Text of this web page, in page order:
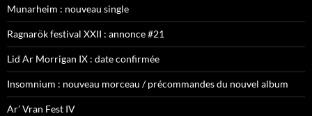
Munarheim : nouveau single
Ragnarök festival XXII : annonce #21
Lid Ar Morrigan IX : date confirmée
Insomnium : nouveau morceau / précommandes du nouvel album
Ar’ Vran Fest IV